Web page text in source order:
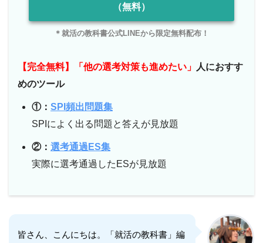
（無料）
＊就活の教科書公式LINEから限定無料配布！
【完全無料】「他の選考対策も進めたい」
人におすす
めのツール
①： SPI頻出問題集
SPIによく出る問題と答えが見放題
②： 選考通過ES集
実際に選考通過したESが見放題
皆さん、こんにちは。「就活の教科書」編